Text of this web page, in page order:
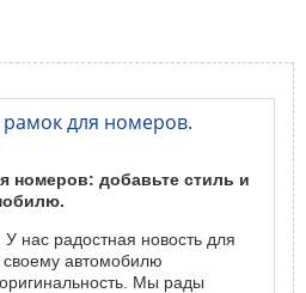
для номеров.
номеров: добавьте стиль и
нас радостная новость для
своему автомобилю
Мы рады